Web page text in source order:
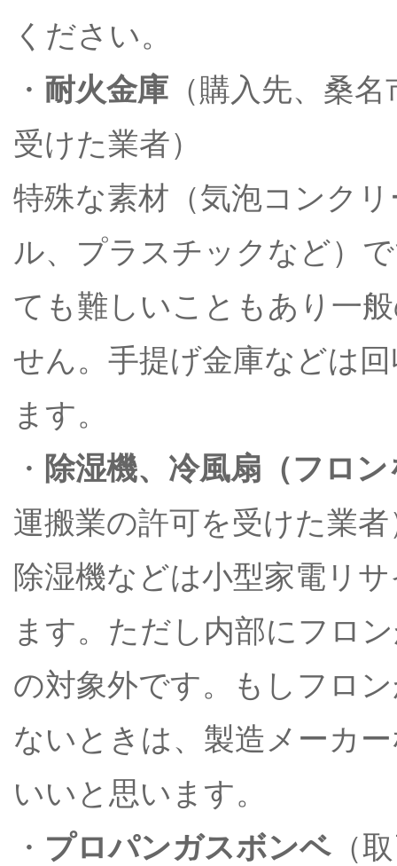
ください。
・ 耐火金庫 （購入先、桑
受けた業者）
特殊な素材（気泡コンク
ル、プラスチックなど）
ても難しいこともあり一
せん。手提げ金庫などは
ます。
・ 除湿機、冷風扇（フロ
運搬業の許可を受けた業者
除湿機などは小型家電リ
ます。ただし内部にフロ
の対象外です。もしフロ
ないときは、製造メーカ
いいと思います。
・ プロパンガスボンベ （